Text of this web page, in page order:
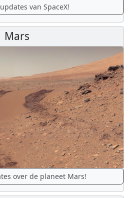
van SpaceX!
Mars
over de planeet Mars!